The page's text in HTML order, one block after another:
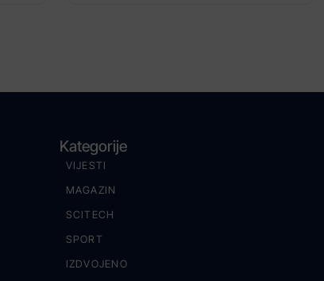
Kategorije
VIJESTI
MAGAZIN
SCITECH
SPORT
IZDVOJENO